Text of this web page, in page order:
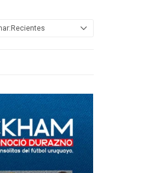
Recientes